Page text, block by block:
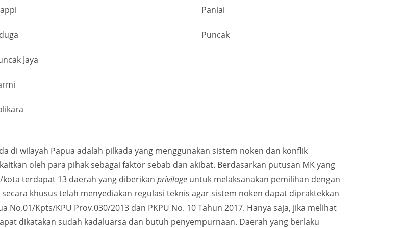
Paniai
Puncak
Jaya
di wilayah Papua adalah pilkada yang menggunakan sistem noken dan konflik
oleh para pihak sebagai faktor sebab dan akibat. Berdasarkan putusan MK yang
terdapat 13 daerah yang diberikan privilage untuk melaksanakan pemilihan dengan
khusus telah menyediakan regulasi teknis agar sistem noken dapat dipraktekkan
Kpts/KPU Prov.030/2013 dan PKPU No. 10 Tahun 2017. Hanya saja, jika melihat
dikatakan sudah kadaluarsa dan butuh penyempurnaan. Daerah yang berlaku